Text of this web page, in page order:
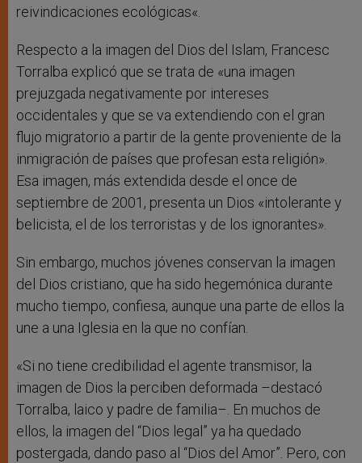
reivindicaciones ecológicas«.
Respecto a la imagen del Dios del Islam, Francesc
Torralba explicó que se trata de «una imagen
prejuzgada negativamente por intereses
occidentales y que se va extendiendo con el gran
flujo migratorio a partir de la gente proveniente de la
inmigración de países que profesan esta religión».
Esa imagen, más extendida desde el once de
septiembre de 2001, presenta un Dios «intolerante y
belicista, el de los terroristas y de los ignorantes».
Sin embargo, muchos jóvenes conservan la imagen
del Dios cristiano, que ha sido hegemónica durante
mucho tiempo, confiesa, aunque una parte de ellos la
une a una Iglesia en la que no confían.
«Si no tiene credibilidad el agente transmisor, la
imagen de Dios la perciben deformada –destacó
Torralba, laico y padre de familia–. En muchos de
ellos, la imagen del “Dios legal” ya ha quedado
postergada, dando paso al “Dios del Amor”. Pero, con